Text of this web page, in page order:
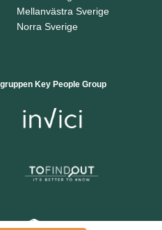
Mellanvästra Sverige
Norra Sverige
Key People Group